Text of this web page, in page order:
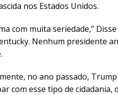
nos Estados Unidos.
com muita seriedade,”
Nenhum presidente
no ano passado,
com esse tipo de